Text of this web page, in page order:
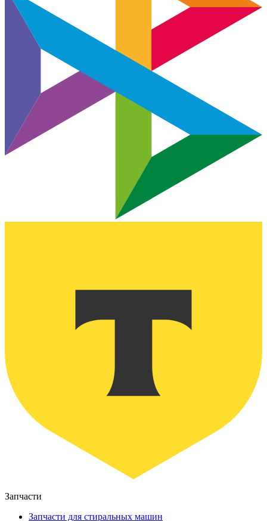
Запчасти
Запчасти для стиральных машин